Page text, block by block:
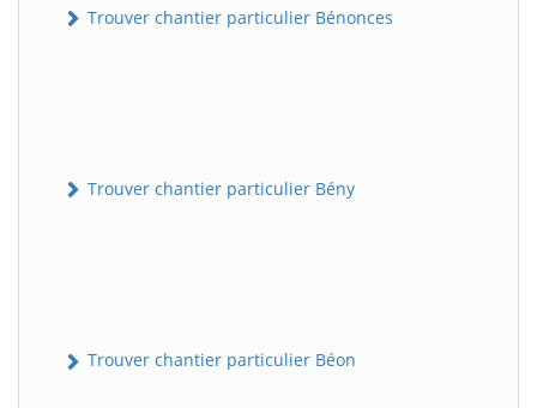
Trouver chantier particulier Bénonces
Trouver chantier particulier Bény
Trouver chantier particulier Béon